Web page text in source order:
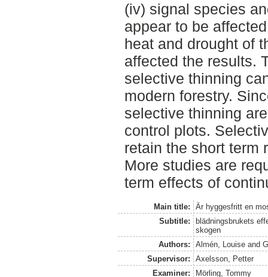
(iv) signal species
appear to be
heat and drought of
affected the results.
selective thinning
modern forestry.
selective thinning
control plots.
retain the short term
More studies are
term effects of
Main title:
Är hyggesfritt en
Subtitle:
blädningsbrukets
skogen
Authors:
Almén, Louise and
Supervisor:
Axelsson, Petter
Examiner:
Mörling, Tommy